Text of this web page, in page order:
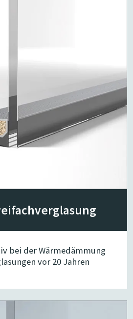
bei der Wärmedämmung
vor 20 Jahren